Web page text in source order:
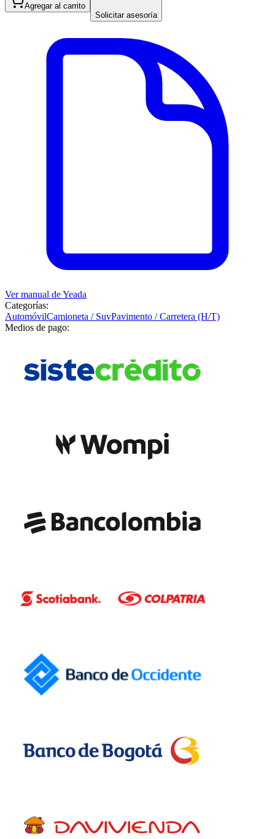
Agregar al carrito
Solicitar asesoría
Ver manual deYeada
Categorías:
AutomóvilCamioneta / SuvPavimento / Carretera (H/T)
Medios de pago: